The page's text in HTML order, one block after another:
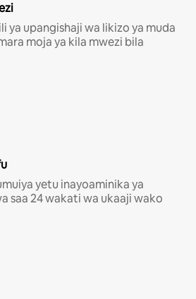
ya upangishaji wa likizo ya muda
moja ya kila mwezi bila
yetu inayoaminika ya
saa 24 wakati wa ukaaji wako